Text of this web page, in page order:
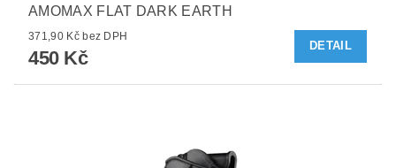
AMOMAX FLAT DARK EARTH
371,90 Kč bez DPH
450 Kč
DETAIL